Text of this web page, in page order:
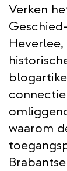
Verken
waarom